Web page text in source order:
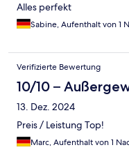
Alles perfekt
Sabine, Aufenthalt von 1
Verifizierte Bewertung
10/10 –
13. Dez. 2024
Preis / Leistung Top!
Marc, Aufenthalt von 1